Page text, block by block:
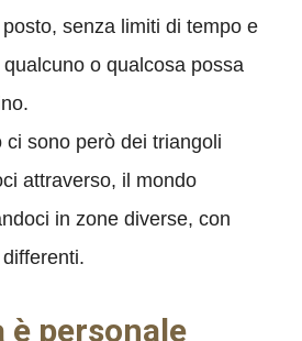
senza limiti di tempo e
o qualcosa possa
ci sono però dei triangoli
attraverso, il mondo
in zone diverse, con
è personale